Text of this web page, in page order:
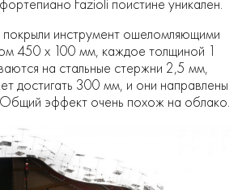
Fazioli поистине уникален.
инструмент ошеломляющими
450 x 100 мм, каждое толщиной 1
на стальные стержни 2,5 мм,
достигать 300 мм, и они направлены
эффект очень похож на облако.